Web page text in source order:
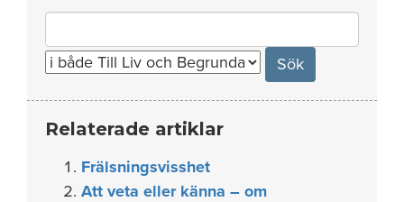
for:
Relaterade artiklar
Frälsningsvisshet
Att veta eller känna – om